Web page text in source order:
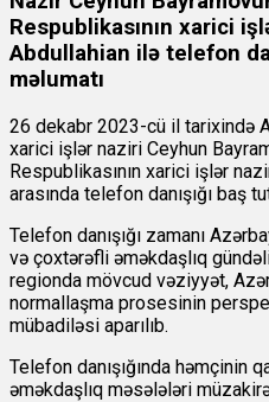
Respublikasının xarici
Abdullahian ilə telefon
məlumatı
26 dekabr 2023-cü il tarixində
xarici işlər naziri Ceyhun
Respublikasının xarici işlər
arasında telefon danışığı baş
Telefon danışığı zamanı
və çoxtərəfli əməkdaşlıq
regionda mövcud vəziyyət,
normallaşma prosesinin
mübadiləsi aparılıb.
Telefon danışığında həmçinin
əməkdaşlıq məsələləri